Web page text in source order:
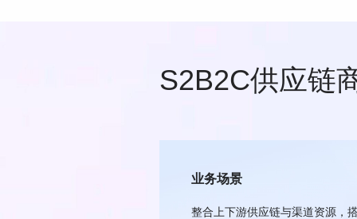
S2B2C供应链
业务场景
整合上下游供应链与渠道资源，